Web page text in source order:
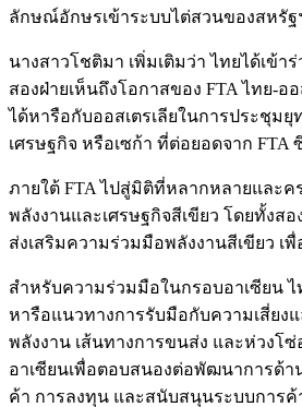
ลักษณ์อักษรเข้าระบบไต่สวนของสหรัฐ
นางสาวโชติมา เพิ่มเติมว่า ไทยได้เข้
สองฝ่ายเห็นถึงโอกาสของ FTA ไทย-
ได้หารือกับออสเตรเลียในการประชุม
เศรษฐกิจ หรือเซก้า ที่ต่อยอดจาก
ภายใต้ FTA ไปสู่มิติที่หลากหลายและค
พลังงานและเศรษฐกิจสีเขียว โดยทั้งส
ส่งเสริมความร่วมมือพลังงานสีเขียว
สำหรับความร่วมมือในกรอบอาเซียน ไ
หารือแนวทางการรับมือกับความเสี่ยง
พลังงาน เส้นทางการขนส่ง และห่วงโ
อาเซียนเพื่อตอบสนองต่อพัฒนาการด้า
ค้า การลงทุน และสนับสนุนระบบการ